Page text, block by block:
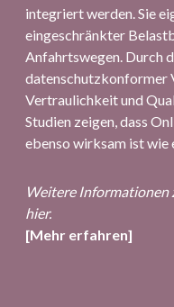
integriert werden. Sie
eingeschränkter
Anfahrtswegen. Durch
datenschutzkonformer
Vertraulichkeit und
Studien zeigen, dass
ebenso wirksam ist wie
Weitere Informationen
hier.
[Mehr erfahren]